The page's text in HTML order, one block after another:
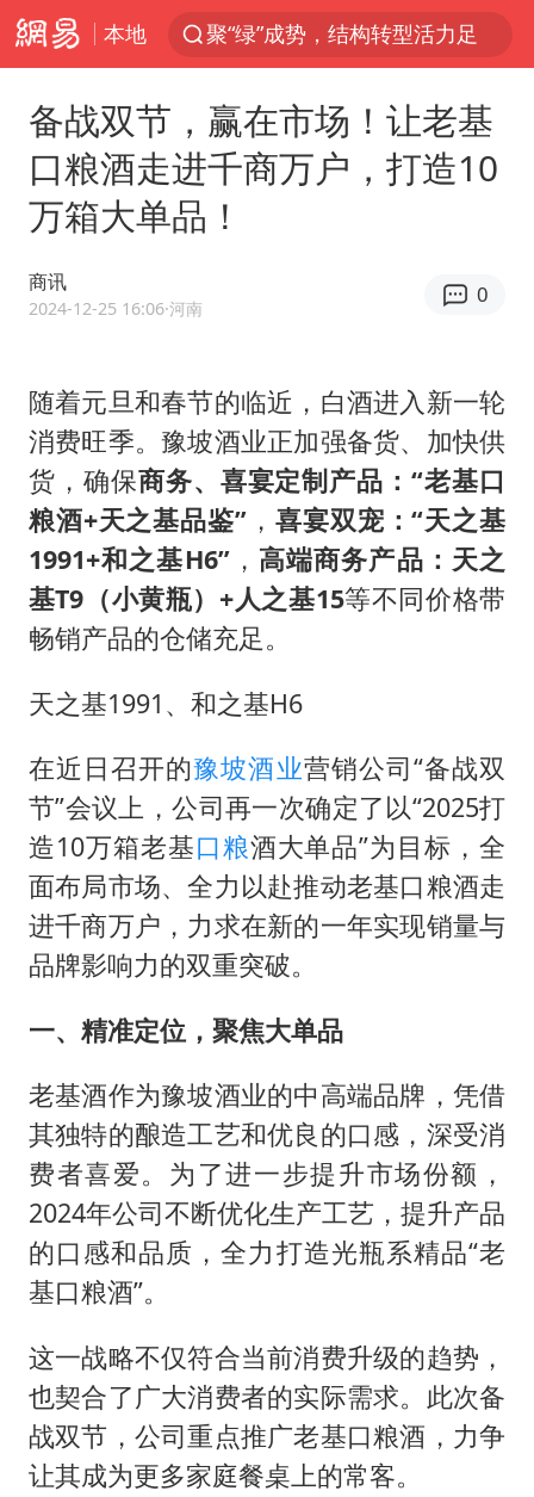
本地
金饰克价大幅跳涨
台风“鲸鱼”停编
李在明批驻韩美军拖延归还用地说明啥
“梅姨”准确年龄仍未知
南昌一规划馆现“阴间座椅”字样
韩国每3辆新上牌电车就有1辆来自中国
41岁女子为鼓励女儿考上985研究生
杨某某拒服兵役 不得录用为公务员
小区物业费要上涨 谁说了算
中国经济展现强大韧性和活力
备战双节，赢在市场！让老基
口粮酒走进千商万户，打造10
万箱大单品！
商讯
2024-12-25 16:06·河南
0
随着元旦和春节的临近，白酒进入新一轮
消费旺季。豫坡酒业正加强备货、加快供
货，确保商务、喜宴定制产品：“老基口
粮酒+天之基品鉴” ， 喜宴双宠：“天之基
1991+和之基H6”， 高端商务产品：天之
基T9（小黄瓶）+人之基15等不同价格带
畅销产品的仓储充足。
天之基1991、和之基H6
在近日召开的豫坡酒业营销公司“备战双
节”会议上，公司再一次确定了以“2025打
造10万箱老基口粮酒大单品”为目标，全
面布局市场、全力以赴推动老基口粮酒走
进千商万户，力求在新的一年实现销量与
品牌影响力的双重突破。
一、精准定位，聚焦大单品
老基酒作为豫坡酒业的中高端品牌，凭借
其独特的酿造工艺和优良的口感，深受消
费者喜爱。为了进一步提升市场份额，
2024年公司不断优化生产工艺，提升产品
的口感和品质，全力打造光瓶系精品“老
基口粮酒”。
这一战略不仅符合当前消费升级的趋势，
也契合了广大消费者的实际需求。此次备
战双节，公司重点推广老基口粮酒，力争
让其成为更多家庭餐桌上的常客。